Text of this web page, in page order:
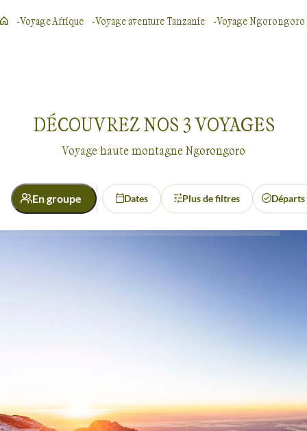
Voyage Afrique Voyage aventure Tanzanie Voyage Ngorongoro
DÉCOUVREZ NOS 3VOYAGES
Voyage haute montagne Ngorongoro
En groupe Dates Plus de filtres Départs
Environnement